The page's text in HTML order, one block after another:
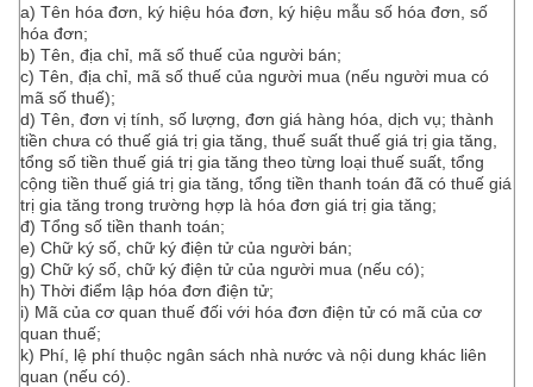
a) Tên hóa đơn, ký hiệu hóa đơn, ký hiệu mẫu số hóa đơn, số
hóa đơn;
b) Tên, địa chỉ, mã số thuế của người bán;
c) Tên, địa chỉ, mã số thuế của người mua (nếu người mua có
mã số thuế);
d) Tên, đơn vị tính, số lượng, đơn giá hàng hóa, dịch vụ; thành
tiền chưa có thuế giá trị gia tăng, thuế suất thuế giá trị gia tăng,
tổng số tiền thuế giá trị gia tăng theo từng loại thuế suất, tổng
cộng tiền thuế giá trị gia tăng, tổng tiền thanh toán đã có thuế giá
trị gia tăng trong trường hợp là hóa đơn giá trị gia tăng;
đ) Tổng số tiền thanh toán;
e) Chữ ký số, chữ ký điện tử của người bán;
g) Chữ ký số, chữ ký điện tử của người mua (nếu có);
h) Thời điểm lập hóa đơn điện tử;
i) Mã của cơ quan thuế đối với hóa đơn điện tử có mã của cơ
quan thuế;
k) Phí, lệ phí thuộc ngân sách nhà nước và nội dung khác liên
quan (nếu có).